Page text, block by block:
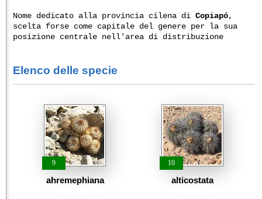
Nome dedicato alla provincia cilena diCopiapó,
scelta forse come capitale del genere per la sua
posizione centrale nell'area di distribuzione
Elenco delle specie
9
ahremephiana
10
alticostata